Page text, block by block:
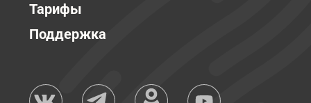
Тарифы
Поддержка